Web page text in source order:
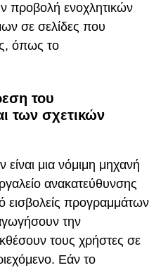
προβολή ενοχλητικών
σε σελίδες που
όπως το
του
των σχετικών
μια νόμιμη μηχανή
ανακατεύθυνσης
εισβολείς προγραμμάτων
την
τους χρήστες σε
Εάν το